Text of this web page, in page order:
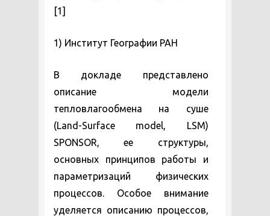
[1]
1) Институт Географии РАН
В докладе представлено
описание модели
тепловлагообмена на суше
(Land-Surface model, LSM)
SPONSOR, ее структуры,
основных принципов работы и
параметризаций физических
процессов. Особое внимание
уделяется описанию процессов,